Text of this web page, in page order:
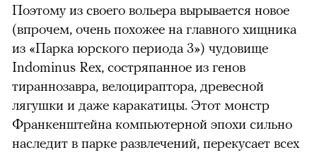
Поэтому из своего вольера вырывается новое
(впрочем, очень похожее на главного хищника
из «Парка юрского периода 3») чудовище
Indominus Rex, состряпанное из генов
тираннозавра, велоцираптора, древесной
лягушки и даже каракатицы. Этот монстр
Франкенштейна компьютерной эпохи сильно
наследит в парке развлечений, перекусает всех